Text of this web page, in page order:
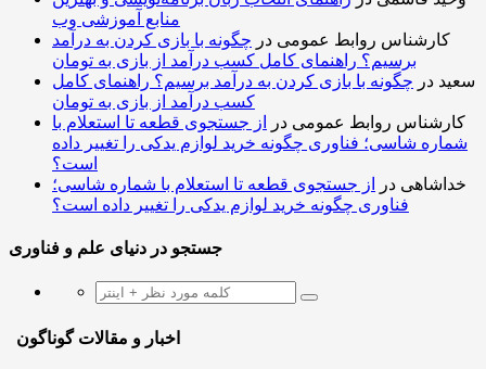
منابع آموزشی وب
کارشناس روابط عمومی در چگونه با بازی کردن به درآمد
برسیم؟ راهنمای کامل کسب درآمد از بازی به تومان
سعید در چگونه با بازی کردن به درآمد برسیم؟ راهنمای کامل
کسب درآمد از بازی به تومان
کارشناس روابط عمومی در
از جستجوی قطعه تا استعلام با
شماره شاسی؛ فناوری چگونه خرید لوازم یدکی را تغییر داده
است؟
خداشاهی در
از جستجوی قطعه تا استعلام با شماره شاسی؛
فناوری چگونه خرید لوازم یدکی را تغییر داده است؟
جستجو در دنیای علم و فناوری
اخبار و مقالات گوناگون